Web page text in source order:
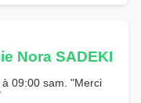
Nora SADEKI
à 09:00 sam. "Merci